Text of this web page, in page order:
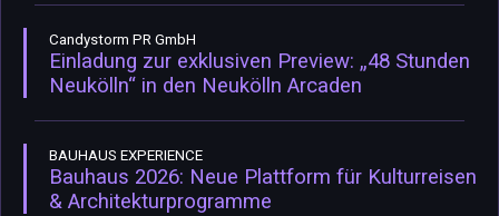
Candystorm PR GmbH
Einladung zur exklusiven Preview: „48 Stunden
Neukölln“ in den Neukölln Arcaden
BAUHAUS EXPERIENCE
Bauhaus 2026: Neue Plattform für Kulturreisen
& Architekturprogramme